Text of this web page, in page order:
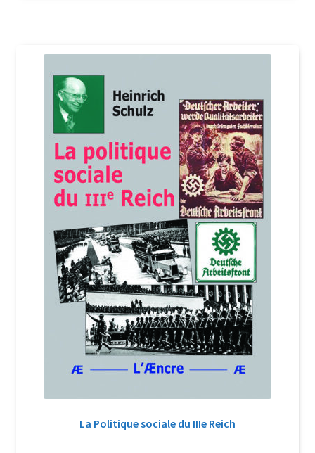
La Politique sociale du IIIe Reich